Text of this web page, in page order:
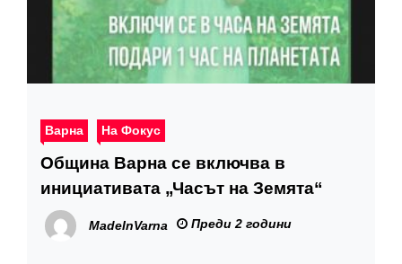
Варна На Фокус
Община Варна се включва в
инициативата „Часът на Земята“
MadeInVarna Преди 2 години